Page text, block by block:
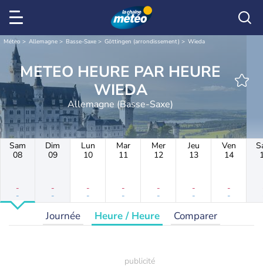
Météo Allemagne Basse-Saxe Göttingen (arrondissement) Wieda
METEO HEURE PAR HEURE
WIEDA
Allemagne (Basse-Saxe)
Sam
08
-
-
Dim
09
-
-
Lun
10
-
-
Mar
11
-
-
Mer
12
-
-
Jeu
13
-
-
Ven
14
-
-
Journée Heure / Heure Comparer